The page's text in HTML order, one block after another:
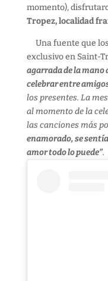
momento),
Tropez, localidad
Una fuente que
exclusivo en Saint-
agarrada de la mano
celebrar entre
los presentes. La
al momento de la
las canciones más
enamorado, se
amor todo lo puede”.